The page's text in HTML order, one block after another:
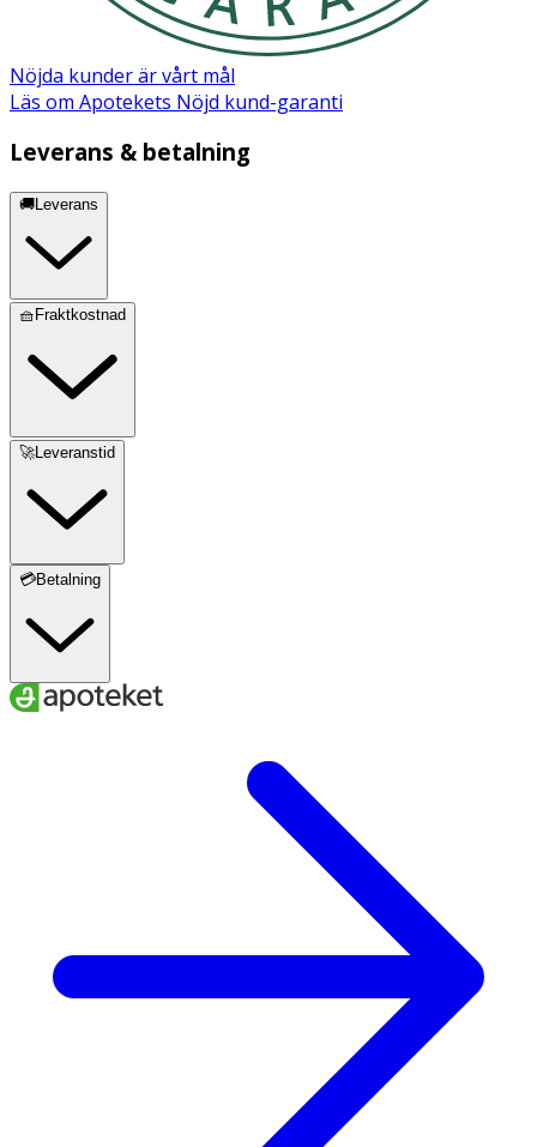
Nöjda kunder är vårt mål
Läs om Apotekets Nöjd kund-garanti
Leverans & betalning
🚚Leverans
🧺Fraktkostnad
🚀Leveranstid
💳Betalning